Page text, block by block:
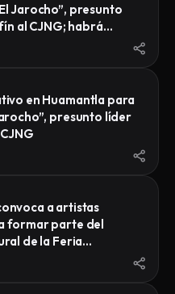
JUSTICIA DEL
CARPETA DE
DE
CONTRA DE
Jarocho”, presunto
al CJNG; habrá
en Huamantla
en Huamantla para
presunto líder
a artistas
formar parte del
de la Feria
Arte Efímero y la Dalia